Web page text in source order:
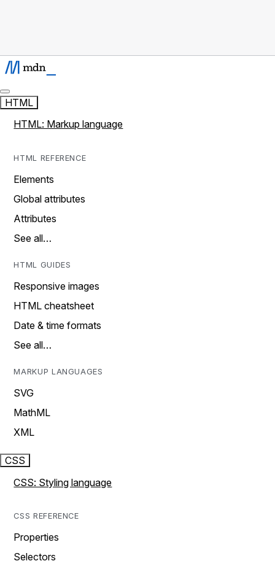
HTML
HTML: Markup language
HTML REFERENCE
Elements
Global attributes
Attributes
See all…
HTML GUIDES
Responsive images
HTML cheatsheet
Date & time formats
See all…
MARKUP LANGUAGES
SVG
MathML
XML
CSS
CSS: Styling language
CSS REFERENCE
Properties
Selectors